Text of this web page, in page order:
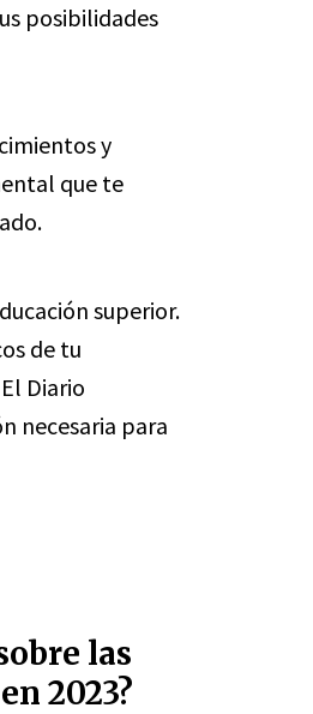
posibilidades
y
que te
superior.
de tu
Diario
necesaria para
las
2023?